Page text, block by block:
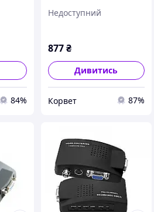
84%
Недоступний
877 ₴
Дивитись
Корвет 87%